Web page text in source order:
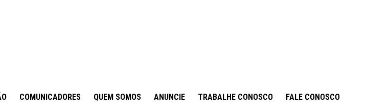
COMUNICADORES QUEM SOMOS ANUNCIE TRABALHE CONOSCO FALE CONOSCO